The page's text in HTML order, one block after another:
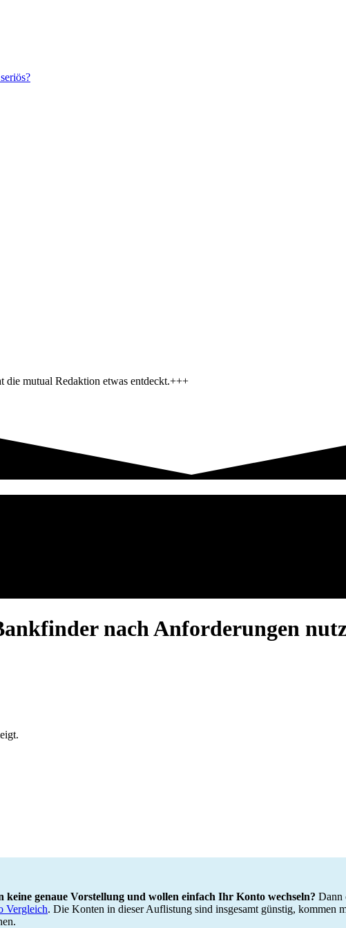
die mutual Redaktion etwas entdeckt.+++
nach Anforderungen
keine genaue Vorstellung und wollen einfach Ihr Konto wechseln? Dann
Vergleich. Die Konten in dieser Auflistung sind insgesamt günstig, kommen